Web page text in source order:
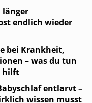
länger
endlich wieder
bei Krankheit,
– was du tun
hilft
entlarvt –
wissen musst